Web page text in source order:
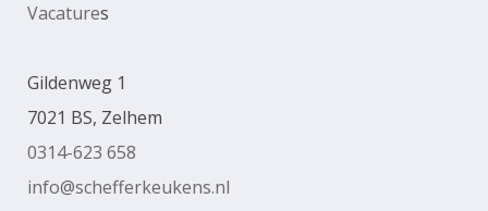
Vacatures
Gildenweg 1
7021 BS, Zelhem
0314-623 658
info@schefferkeukens.nl